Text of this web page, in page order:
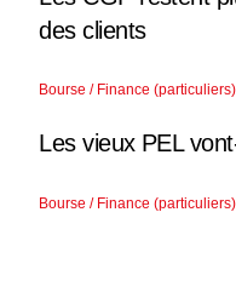
des clients
Bourse / Finance
Les vieux PEL
Bourse / Finance